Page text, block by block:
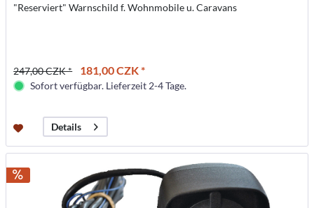
"Reserviert" Warnschild f. Wohnmobile u. Caravans
247,00 CZK * 181,00 CZK *
Sofort verfügbar. Lieferzeit 2-4 Tage.
Details